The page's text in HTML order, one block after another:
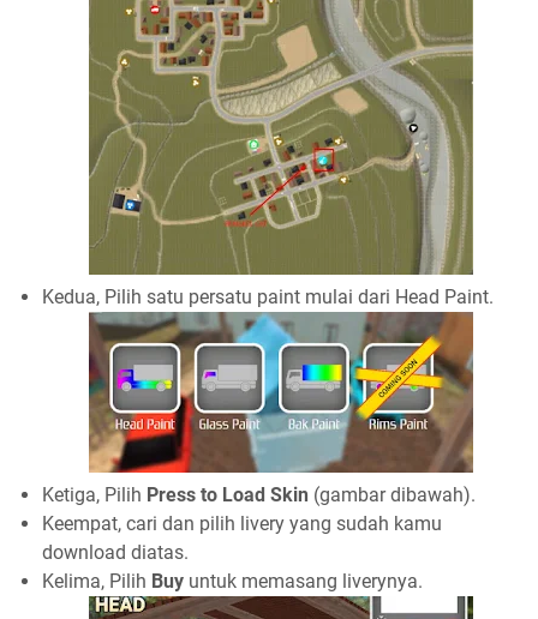
Kedua, Pilih satu persatu paint mulai dari Head Paint.
Ketiga, Pilih Press to Load Skin (gambar dibawah).
Keempat, cari dan pilih livery yang sudah kamu
download diatas.
Kelima, Pilih Buy untuk memasang liverynya.